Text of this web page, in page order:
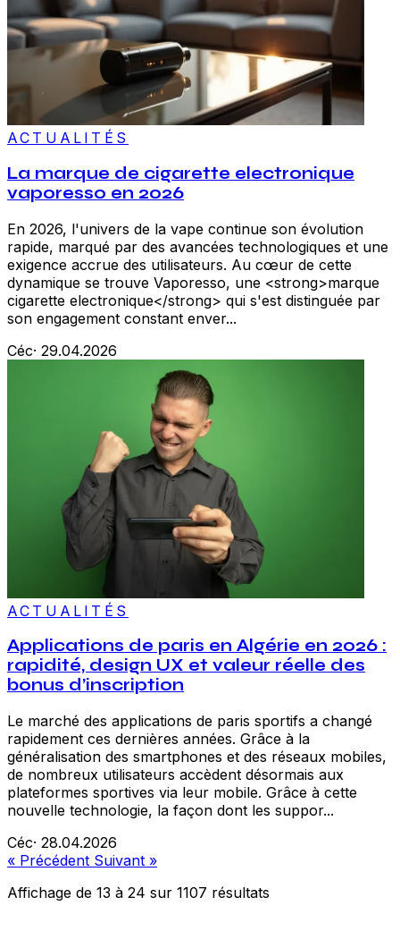
ACTUALITÉS
La marque de cigarette electronique
vaporesso en 2026
En 2026, l'univers de la vape continue son évolution
rapide, marqué par des avancées technologiques et une
exigence accrue des utilisateurs. Au cœur de cette
dynamique se trouve Vaporesso, une <strong>marque
cigarette electronique</strong> qui s'est distinguée par
son engagement constant enver...
Céc· 29.04.2026
ACTUALITÉS
Applications de paris en Algérie en 2026 :
rapidité, design UX et valeur réelle des
bonus d’inscription
Le marché des applications de paris sportifs a changé
rapidement ces dernières années. Grâce à la
généralisation des smartphones et des réseaux mobiles,
de nombreux utilisateurs accèdent désormais aux
plateformes sportives via leur mobile. Grâce à cette
nouvelle technologie, la façon dont les suppor...
Céc· 28.04.2026
« Précédent Suivant »
Affichage de 13 à 24 sur 1107 résultats